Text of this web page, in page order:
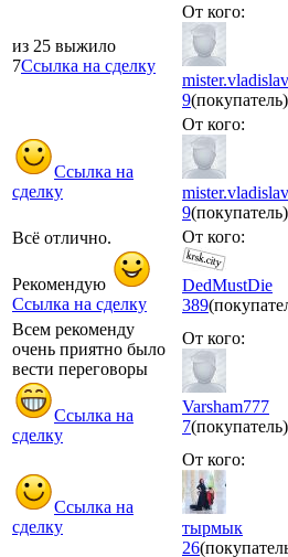
из 25 выжило
7Ссылка на сделку
От кого:
mister.vladislav
9(покупатель)
Ссылка на
сделку
От кого:
mister.vladislav
9(покупатель)
Всё отлично.
Рекомендую
Ссылка на сделку
От кого:
DedMustDie
389
Всем рекоменду
очень приятно было
вести переговоры
Ссылка на
сделку
От кого:
Varsham777
7(покупатель)
Ссылка на
сделку
От кого:
тырмык
26